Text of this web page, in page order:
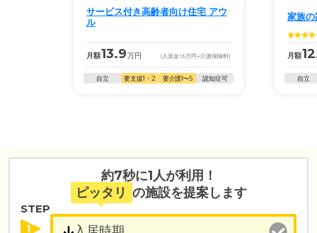
サービス付き高齢者向け住宅 アウ
ル
月額13.9万円 (入居金13万円 +介護保険料)
自立 要支援1・2 要介護1〜5 認知症可
家族
月額
自立
約7秒に1人が利用！
ピッタリ の施設を提案します
STEP
1